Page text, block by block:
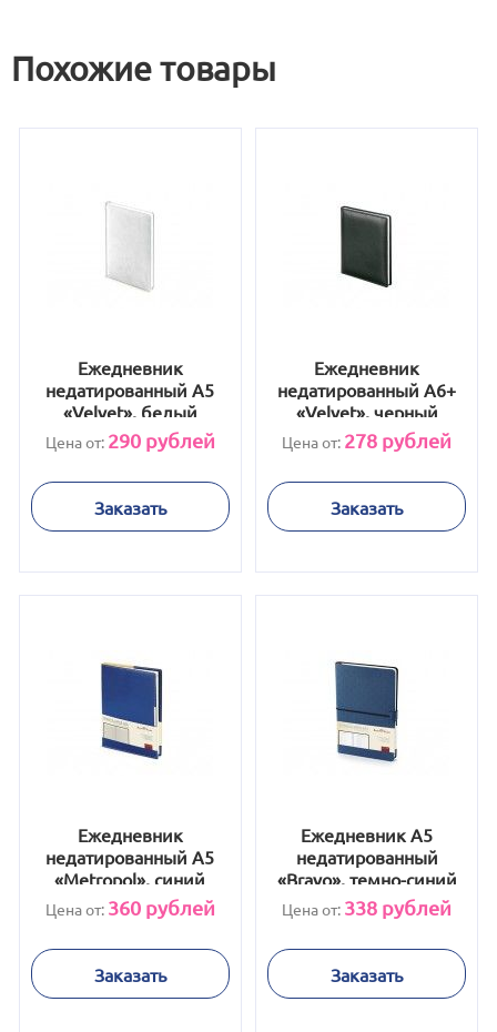
Похожие товары
Ежедневник
недатированный А5
«Velvet», белый
Цена от: 290рублей
Заказать
Ежедневник
недатированный А6+
«Velvet», черный
Цена от: 278 рублей
Заказать
Ежедневник
недатированный А5
«Metropol», синий
Цена от: 360рублей
Заказать
Ежедневник А5
недатированный
«Bravo», темно-синий
Цена от: 338 рублей
Заказать